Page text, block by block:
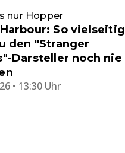
nur Hopper
So vielseitig
den "Stranger
Darsteller noch nie
• 13:30 Uhr